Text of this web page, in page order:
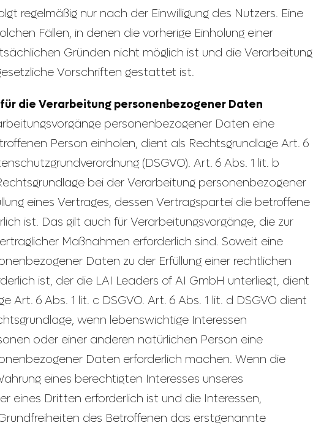
regelmäßig nur nach der Einwilligung des Nutzers. Eine
Fällen, in denen die vorherige Einholung einer
Gründen nicht möglich ist und die Verarbeitung
Vorschriften gestattet ist.
die Verarbeitung personenbezogener Daten
personenbezogener Daten eine
Person einholen, dient als Rechtsgrundlage Art. 6
(DSGVO). Art. 6 Abs. 1 lit. b
bei der Verarbeitung personenbezogener
eines Vertrages, dessen Vertragspartei die betroffene
ist. Das gilt auch für Verarbeitungsvorgänge, die zur
Maßnahmen erforderlich sind. Soweit eine
Daten zu der Erfüllung einer rechtlichen
ist, der die LAI Leaders of AI GmbH unterliegt, dient
Art. 6 Abs. 1 lit. c DSGVO. Art. 6 Abs. 1 lit. d DSGVO dient
wenn lebenswichtige Interessen
oder einer anderen natürlichen Person eine
Daten erforderlich machen. Wenn die
eines berechtigten Interesses unseres
eines Dritten erforderlich ist und die Interessen,
des Betroffenen das erstgenannte